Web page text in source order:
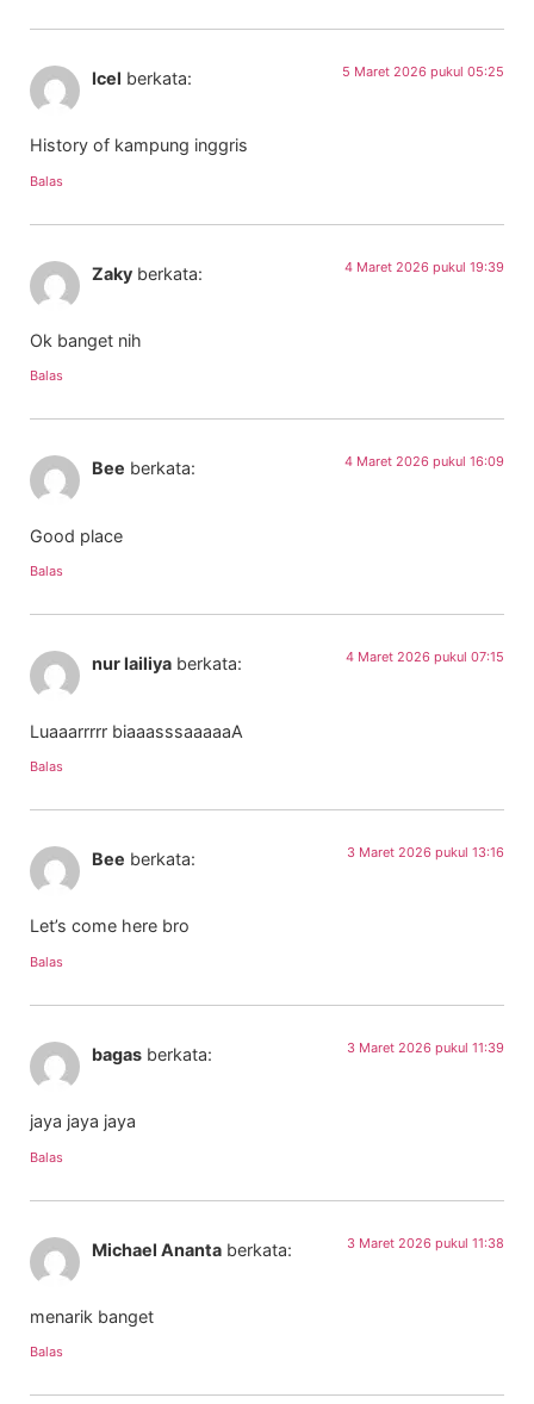
Icel berkata: 5 Maret 2026 pukul 05:25
History of kampung inggris
Balas
Zaky berkata: 4 Maret 2026 pukul 19:39
Ok banget nih
Balas
Bee berkata: 4 Maret 2026 pukul 16:09
Good place
Balas
nur lailiya berkata: 4 Maret 2026 pukul 07:15
Luaaarrrrr biaaasssaaaaaA
Balas
Bee berkata: 3 Maret 2026 pukul 13:16
Let’s come here bro
Balas
bagas berkata: 3 Maret 2026 pukul 11:39
jaya jaya jaya
Balas
Michael Ananta berkata: 3 Maret 2026 pukul 11:38
menarik banget
Balas